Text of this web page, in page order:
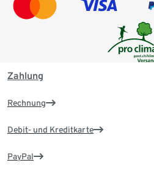
Zahlung
Rechnung
Debit- und Kreditkarte
PayPal